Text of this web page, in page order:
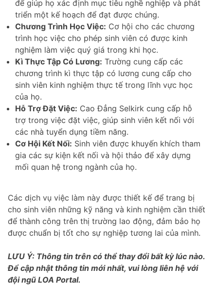
để giúp họ xác định mục tiêu nghề nghiệp và phát
triển một kế hoạch để đạt được chúng.
Chương Trình Học Việc: Cơ hội cho các chương
trình học việc cho phép sinh viên có được kinh
nghiệm làm việc quý giá trong khi học.
Kì Thực Tập Có Lương: Trường cung cấp các
chương trình kì thực tập có lương cung cấp cho
sinh viên kinh nghiệm thực tế trong lĩnh vực học
của họ.
Hỗ Trợ Đặt Việc: Cao Đẳng Selkirk cung cấp hỗ
trợ trong việc đặt việc, giúp sinh viên kết nối với
các nhà tuyển dụng tiềm năng.
Cơ Hội Kết Nối: Sinh viên được khuyến khích tham
gia các sự kiện kết nối và hội thảo để xây dựng
mối quan hệ trong ngành của họ.
Các dịch vụ việc làm này được thiết kế để trang bị
cho sinh viên những kỹ năng và kinh nghiệm cần thiết
để thành công trên thị trường lao động, đảm bảo họ
được chuẩn bị tốt cho sự nghiệp tương lai của mình.
LƯU Ý: Thông tin trên có thể thay đổi bất kỳ lúc nào.
Để cập nhật thông tin mới nhất, vui lòng liên hệ với
đội ngũ LOA Portal.